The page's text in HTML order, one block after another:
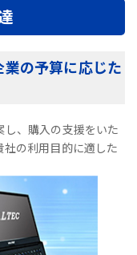
の予算に応じた
し、購入の支援をいた
の利用目的に適した